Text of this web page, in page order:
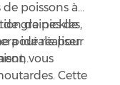
poissons à
graines de
idéale pour
vous
Cette
de pickles,
pour réaliser